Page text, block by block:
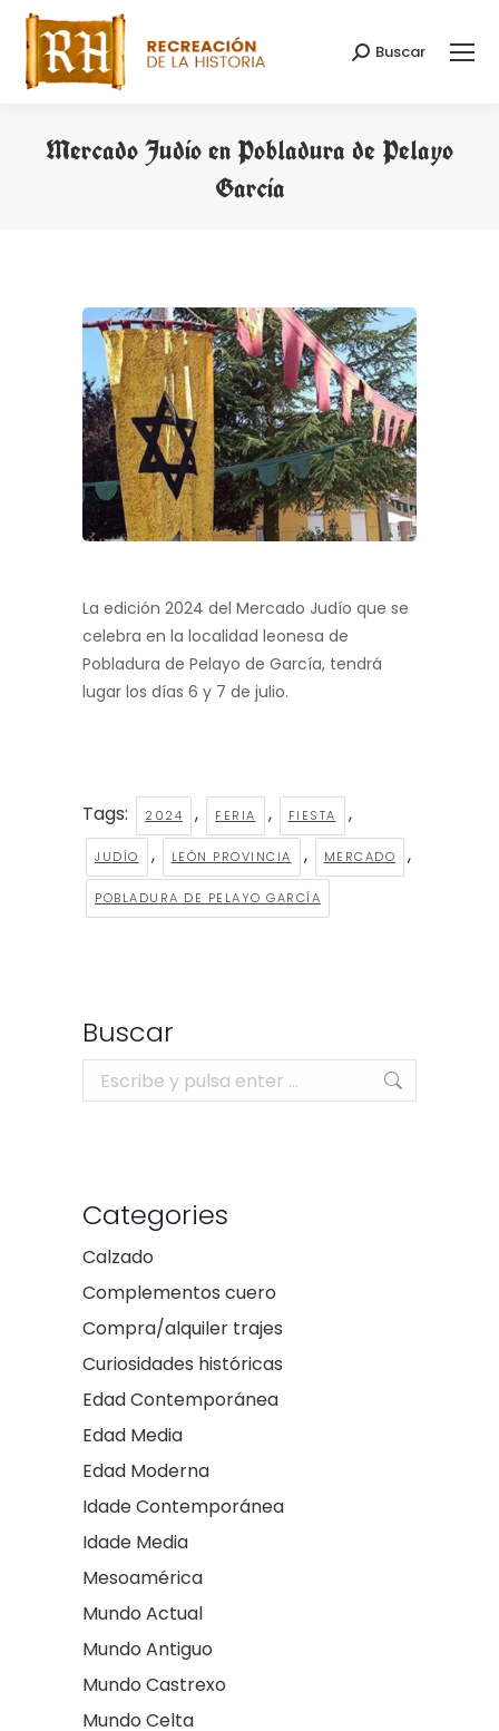
Buscar:
Buscar
Mercado Judío en Pobladura de Pelayo
García
La edición 2024 del Mercado Judío que se
celebra en la localidad leonesa de
Pobladura de Pelayo de García, tendrá
lugar los días 6 y 7 de julio.
Tags: 2024 , FERIA , FIESTA ,
JUDÍO , LEÓN PROVINCIA , MERCADO ,
POBLADURA DE PELAYO GARCÍA
Buscar
Buscar:
Categories
Calzado
Complementos cuero
Compra/alquiler trajes
Curiosidades históricas
Edad Contemporánea
Edad Media
Edad Moderna
Idade Contemporánea
Idade Media
Mesoamérica
Mundo Actual
Mundo Antiguo
Mundo Castrexo
Mundo Celta